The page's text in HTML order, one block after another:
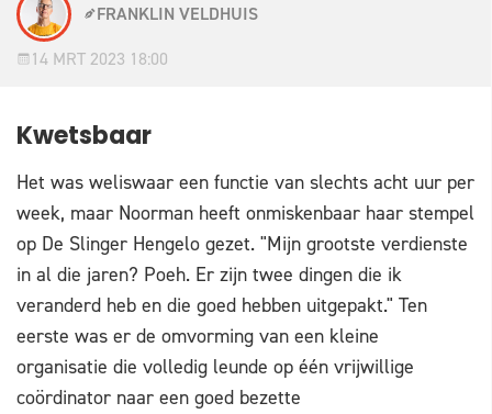
FRANKLIN VELDHUIS
14 MRT 2023 18:00
Kwetsbaar
Het was weliswaar een functie van slechts acht uur per
week, maar Noorman heeft onmiskenbaar haar stempel
op De Slinger Hengelo gezet. "Mijn grootste verdienste
in al die jaren? Poeh. Er zijn twee dingen die ik
veranderd heb en die goed hebben uitgepakt." Ten
eerste was er de omvorming van een kleine
organisatie die volledig leunde op één vrijwillige
coördinator naar een goed bezette